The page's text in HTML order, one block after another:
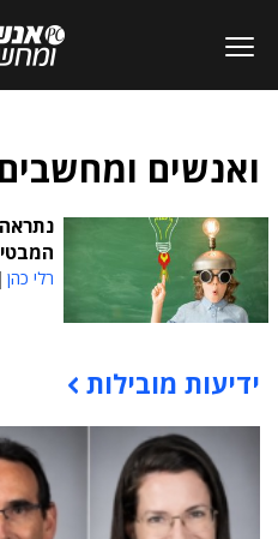
ואנשים ומחשבים
רלי כהן
תוכן פרסומי
ידיעות מובילות